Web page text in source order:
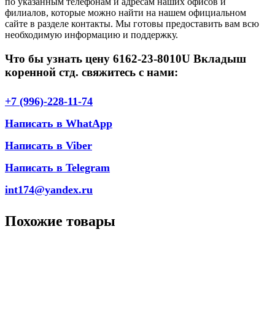
филиалов, которые можно найти на нашем официальном
сайте в разделе контакты. Мы готовы предоставить вам всю
необходимую информацию и поддержку.
Что бы узнать цену 6162-23-8010U Вкладыш
коренной стд. свяжитесь с нами:
+7 (996)-228-11-74
Написать в WhatApp
Написать в Viber
Написать в Telegram
int174@yandex.ru
Похожие товары